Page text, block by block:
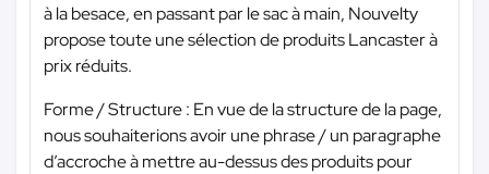
à la besace, en passant par le sac à main, Nouvelty
propose toute une sélection de produits Lancaster à
prix réduits.
Forme / Structure : En vue de la structure de la page,
nous souhaiterions avoir une phrase / un paragraphe
d’accroche à mettre au-dessus des produits pour